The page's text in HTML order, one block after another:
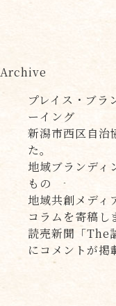
Archive
プレイス・ブラ
ーイング
新潟市西区自
た。
地域ブランディ
もの
地域共創メデ
コラムを寄稿し
読売新聞「The
にコメントが掲